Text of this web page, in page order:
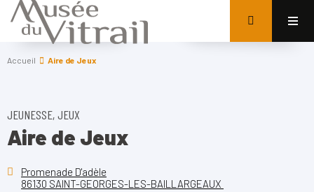
Accueil Aire de Jeux
JEUNESSE, JEUX
Aire de Jeux
Promenade D'adèle
86130 SAINT-GEORGES-LES-BAILLARGEAUX